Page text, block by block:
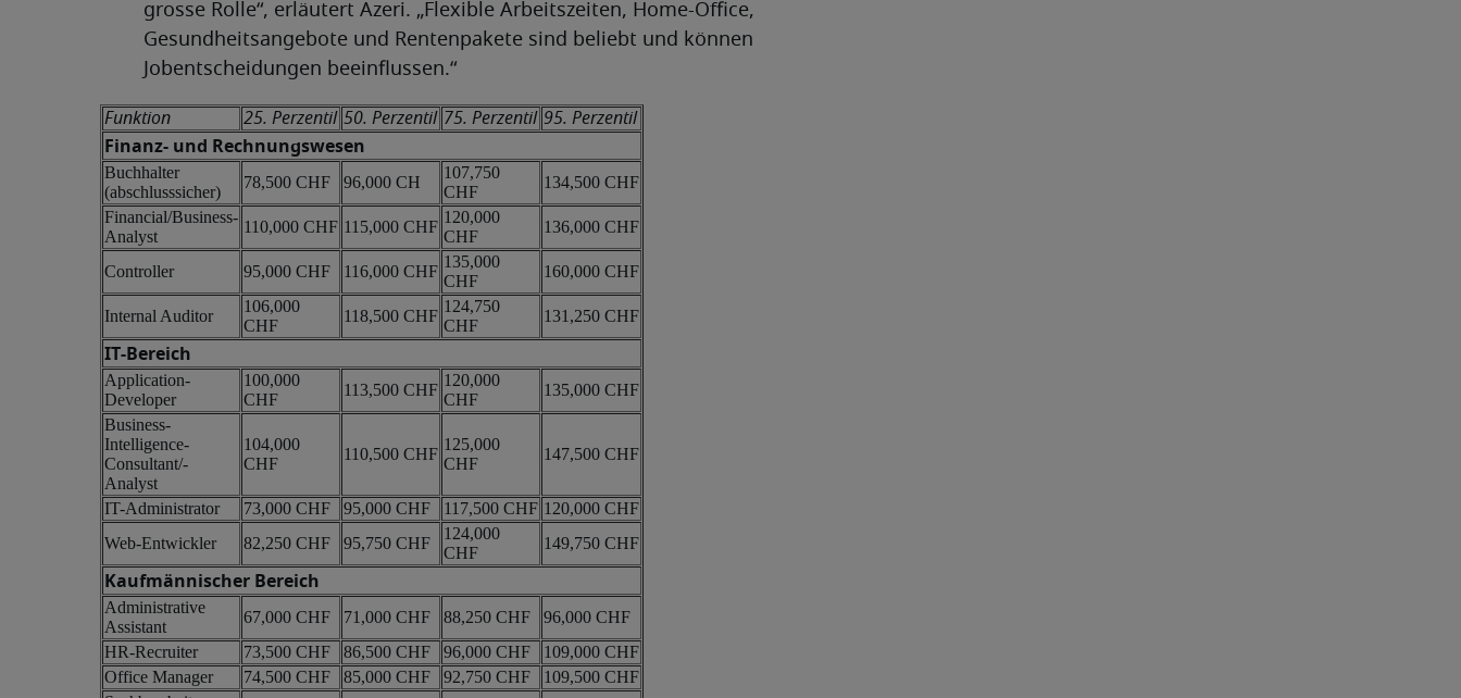
grosse Rolle“, erläutert Azeri. „Flexible Arbeitszeiten, Home-Office,
Gesundheitsangebote und Rentenpakete sind beliebt und können
Jobentscheidungen beeinflussen.“
Funktion 25. Perzentil 50. Perzentil 75. Perzentil 95. Perzentil
Finanz- und Rechnungswesen
Buchhalter
(abschlusssicher)
78,500 CHF 96,000 CH
107,750
CHF
134,500 CHF
Financial/Business-
Analyst
110,000 CHF 115,000 CHF
120,000
CHF
136,000 CHF
Controller 95,000 CHF 116,000 CHF
135,000
CHF
160,000 CHF
Internal Auditor
106,000
CHF
118,500 CHF
124,750
CHF
131,250 CHF
IT-Bereich
Application-
Developer
100,000
CHF
113,500 CHF
120,000
CHF
135,000 CHF
Business-
Intelligence-
Consultant/-
Analyst
104,000
CHF
110,500 CHF
125,000
CHF
147,500 CHF
IT-Administrator 73,000 CHF 95,000 CHF 117,500 CHF 120,000 CHF
Web-Entwickler
82,250 CHF 95,750 CHF
124,000
CHF
149,750 CHF
Kaufmännischer Bereich
Administrative
Assistant
67,000 CHF 71,000 CHF 88,250 CHF
96,000 CHF
HR-Recruiter
73,500 CHF 86,500 CHF 96,000 CHF
109,000 CHF
Office Manager
74,500 CHF 85,000 CHF 92,750 CHF
109,500 CHF